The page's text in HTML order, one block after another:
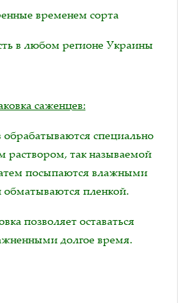
временем сорта
в любом регионе Украины
саженцев:
специально
раствором, так называемой
посыпаются влажными
пленкой.
позволяет оставаться
долгое время.